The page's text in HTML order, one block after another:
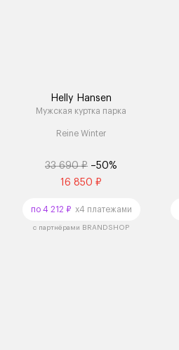
Helly Hansen
Мужская куртка парка
Reine Winter
33 690 ₽ –50%
16 850 ₽
по 4 212 ₽x4 платежами
с партнёрами BRANDSHOP